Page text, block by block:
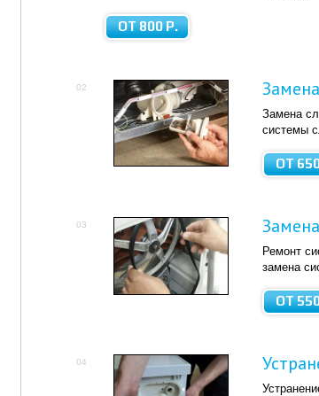
ОТ 800 Р.
02
Замена
системы
ОТ
03
Ремонт
замена
ОТ
04